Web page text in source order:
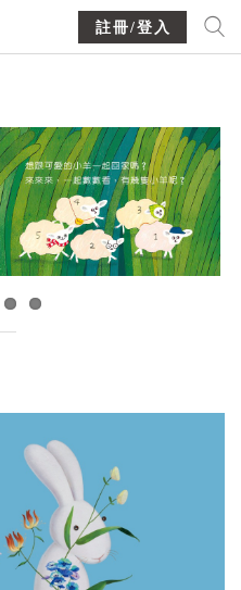
註冊/登入